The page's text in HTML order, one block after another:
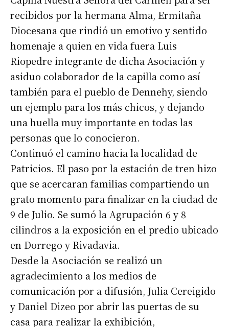
recibidos por la hermana Alma, Ermitaña
Diocesana que rindió un emotivo y sentido
homenaje a quien en vida fuera Luis
Riopedre integrante de dicha Asociación y
asiduo colaborador de la capilla como así
también para el pueblo de Dennehy, siendo
un ejemplo para los más chicos, y dejando
una huella muy importante en todas las
personas que lo conocieron.
Continuó el camino hacia la localidad de
Patricios. El paso por la estación de tren hizo
que se acercaran familias compartiendo un
grato momento para finalizar en la ciudad de
9 de Julio. Se sumó la Agrupación 6 y 8
cilindros a la exposición en el predio ubicado
en Dorrego y Rivadavia.
Desde la Asociación se realizó un
agradecimiento a los medios de
comunicación por a difusión, Julia Cereigido
y Daniel Dizeo por abrir las puertas de su
casa para realizar la exhibición,